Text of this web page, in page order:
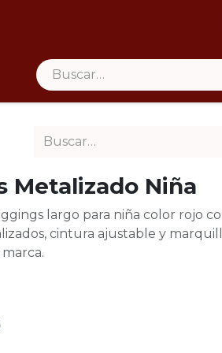
Metalizado Niña
largo para niña color rojo
cintura ajustable y